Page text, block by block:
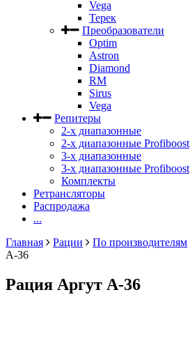
Vega
Терек
Преобразователи
Optim
Astron
Diamond
RM
Sirus
Vega
Репитеры
2-х диапазонные
2-х диапазонные Profiboost
3-х диапазонные
3-х диапазонные Profiboost
Комплекты
Ретрансляторы
Распродажа
...
Главная
Рации По производителям
А-36
Рация Аргут А-36